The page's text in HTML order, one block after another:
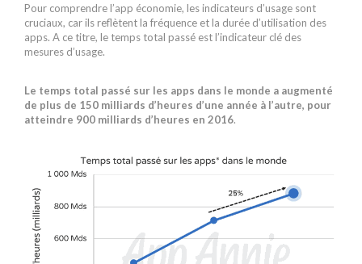
Pour comprendre l’app économie, les indicateurs d’usage sont
cruciaux, car ils reflètent la fréquence et la durée d’utilisation des
apps. A ce titre, le temps total passé est l’indicateur clé des
mesures d’usage.
Le temps total passé sur les apps dans le monde a augmenté
de plus de 150 milliards d’heures d’une année à l’autre, pour
atteindre 900 milliards d’heures en 2016.